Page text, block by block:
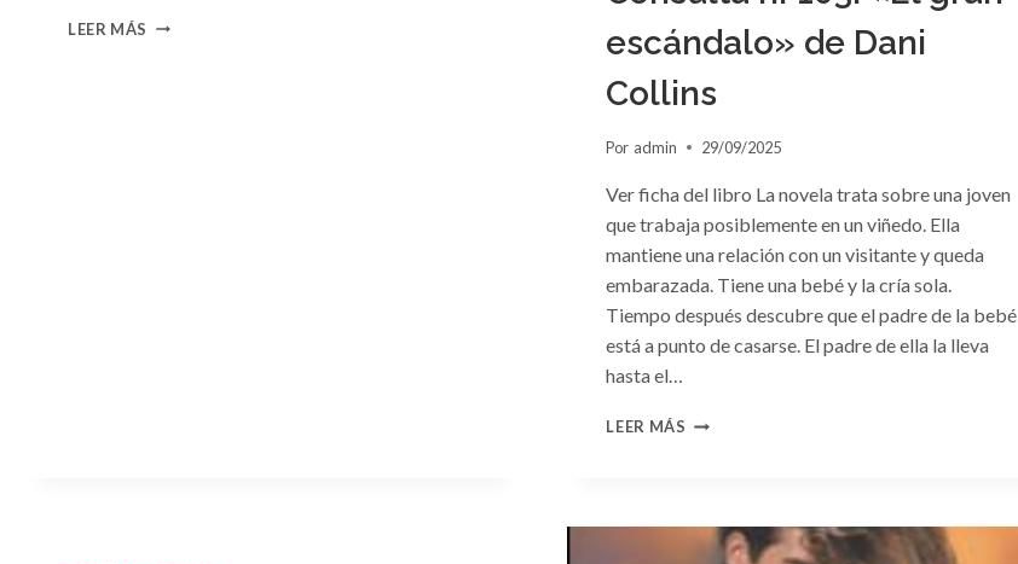
LEER MÁS CONSULTA
escándalo» de Dani
Collins
Por admin 29/09/2025
Ver ficha del libro La novela trata sobre una joven
que trabaja posiblemente en un viñedo. Ella
mantiene una relación con un visitante y queda
embarazada. Tiene una bebé y la cría sola.
Tiempo después descubre que el padre de la bebé
está a punto de casarse. El padre de ella la lleva
hasta el…
LEER MÁS CONSULTA
ESCÁNDALO»